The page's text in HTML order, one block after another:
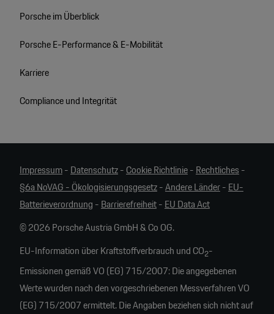
Porsche im Überblick
Porsche E-Performance & E-Mobilität
Karriere
Compliance und Integrität
Impressum-Datenschutz-Cookie Richtlinie-Rechtliches-
§6a NoVAG - Ökologisierungsgesetz-Andere Länder-EU-
Batterieverordnung -Barrierefreiheit-EU Data Act
© 2026 Porsche Austria GmbH & Co OG.
EU-Information über Kraftstoffverbrauch und CO2-
Emissionen gemäß VO (EG) 715/2007: Die angegebenen
Werte wurden nach den vorgeschriebenen Messverfahren VO
(EG) 715/2007 ermittelt. Die Angaben beziehen sich nicht auf